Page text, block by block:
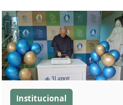
Institucional